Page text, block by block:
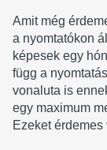
Amit még
a nyomtatókon
képesek egy
függ a
vonaluta is
egy maximum
Ezeket